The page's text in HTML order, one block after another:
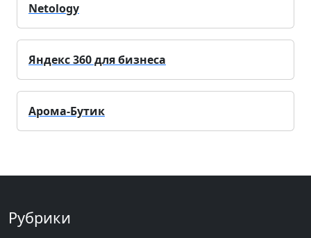
Netology
Яндекс 360 для бизнеса
Арома-Бутик
Рубрики